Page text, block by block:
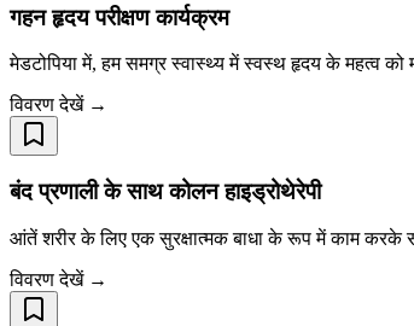
गहन हृदय परीक्षण कार्यक्रम
मेडटोपिया में, हम समग्र स्वास्थ्य में स्वस्थ हृदय के महत्व को
विवरण देखें →
बंद प्रणाली के साथ कोलन हाइड्रोथेरेपी
आंतें शरीर के लिए एक सुरक्षात्मक बाधा के रूप में काम करके
विवरण देखें →